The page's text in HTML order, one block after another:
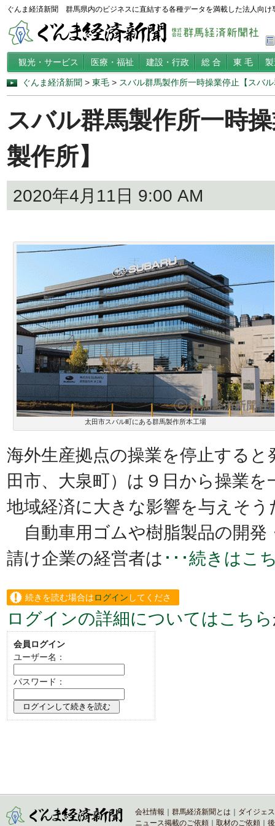
ぐんま経済新聞 群馬県内のビジネスに直結する各種データを満載した法人向け
観光・サービス 医療・福祉 建設・行政 総 合 東 毛
ぐんま経済新聞 > 東毛 > スバル群馬製作所一時操業停止【スバ
スバル群馬製作所一時
製作所】
2020年4月11日 9:00 AM
太田市スバル町にある群馬製作所本工場
海外生産拠点の操業を停止する
田市、大泉町）は９日から操業
地域経済に大きな影響を与えそう
自動車用ゴムや樹脂製品の開発
請け企業の経営者は ･･･続きはこ
続きを読む場合はログイン してくださ
い。
ログインの詳細についてはこちら
会員ログイン
ユーザー名：
パスワード：
会社情報 群馬経済新聞とは
ダイジェ
ニュース掲載のご依頼
取材のご依頼